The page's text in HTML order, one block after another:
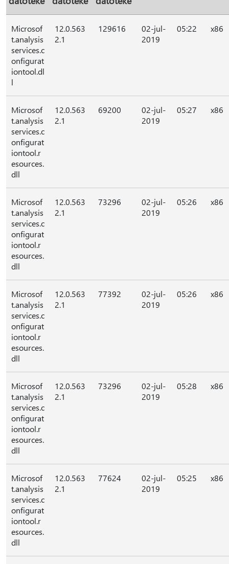
Microsof
t.analysis
services.c
onfigurat
iontool.dl
l
12.0.563
2.1
129616
02-jul-
2019
05:22 x86
Microsof
t.analysis
services.c
onfigurat
iontool.r
esources.
dll
12.0.563
2.1
69200
02-jul-
2019
05:27 x86
Microsof
t.analysis
services.c
onfigurat
iontool.r
esources.
dll
12.0.563
2.1
73296
02-jul-
2019
05:26 x86
Microsof
t.analysis
services.c
onfigurat
iontool.r
esources.
dll
12.0.563
2.1
77392
02-jul-
2019
05:26 x86
Microsof
t.analysis
services.c
onfigurat
iontool.r
esources.
dll
12.0.563
2.1
73296
02-jul-
2019
05:28 x86
Microsof
t.analysis
services.c
onfigurat
iontool.r
esources.
dll
12.0.563
2.1
77624
02-jul-
2019
05:25 x86